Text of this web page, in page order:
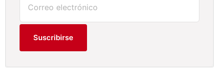
Suscribirse